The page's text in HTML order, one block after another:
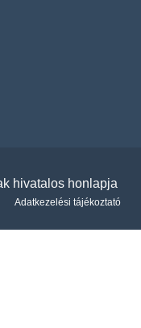
hivatalos honlapja
Adatkezelési tájékoztató